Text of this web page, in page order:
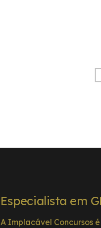
Especialista em
A Implacável Concursos